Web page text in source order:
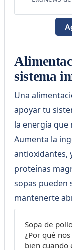
fenómeno,
depresión
afectivo
relacionada
estación,
sistema
Una
apoyar tu
la energía que
Aumenta la
antioxidantes,
proteínas
sopas pueden
mantenerte
Sopa de
¿Por qué
bien cuando